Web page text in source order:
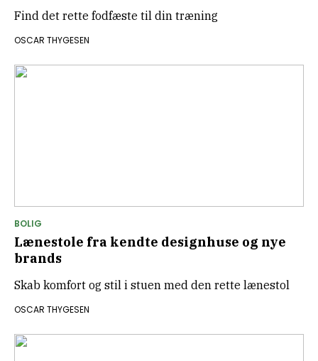
Find det rette fodfæste til din træning
OSCAR THYGESEN
Lænestole fra kendte designhuse og nye
brands
Skab komfort og stil i stuen med den rette lænestol
BOLIG
OSCAR THYGESEN